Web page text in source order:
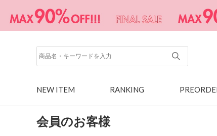
NEW ITEM RANKING
会員のお客様